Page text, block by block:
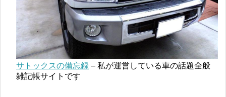
サトックスの備忘録 – 私が運営している車の話題全般
雑記帳サイトです